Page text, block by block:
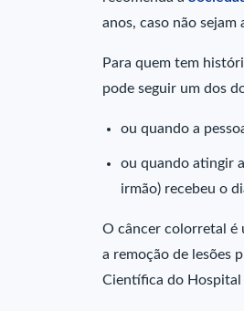
anos, caso não sejam
Para quem tem
pode seguir um dos
ou quando a
ou quando atingir
irmão) recebeu o
O câncer colorretal é
a remoção de lesões
Científica do Hospital